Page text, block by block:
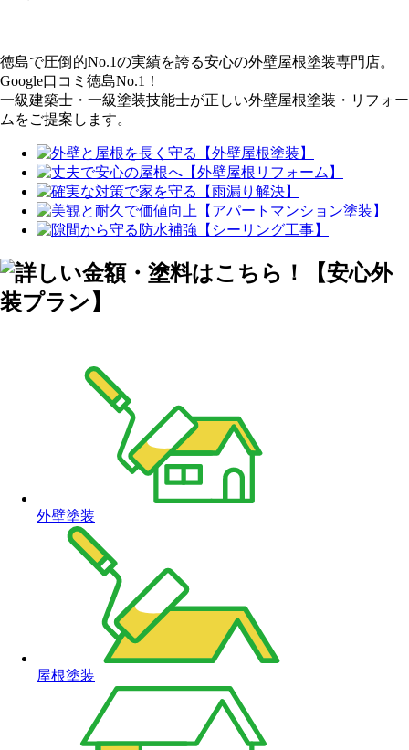
徳島で圧倒的No.1の実績を誇る安心の外壁屋根塗装専門店。
Google口コミ徳島No.1！
一級建築士・一級塗装技能士が正しい外壁屋根塗装・ リフォー
ムをご提案します。
外壁塗装
屋根塗装